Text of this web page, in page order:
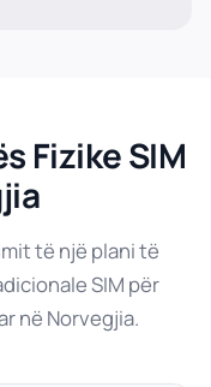
Fizike SIM
të një plani të
SIM për
në Norvegjia.